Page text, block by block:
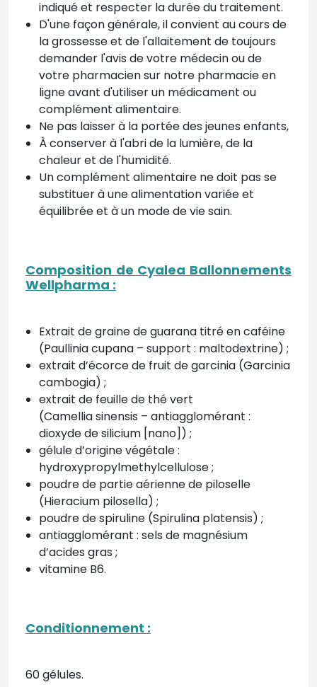
indiqué et respecter la durée du traitement.
D'une façon générale, il convient au cours de
la grossesse et de l'allaitement de toujours
demander l'avis de votre médecin ou de
votre pharmacien sur notre pharmacie en
ligne avant d'utiliser un médicament ou
complément alimentaire.
Ne pas laisser à la portée des jeunes enfants,
À conserver à l'abri de la lumière, de la
chaleur et de l'humidité.
Un complément alimentaire ne doit pas se
substituer à une alimentation variée et
équilibrée et à un mode de vie sain.
Composition de Cyalea Ballonnements
Wellpharma :
Extrait de graine de guarana titré en caféine
(Paullinia cupana – support : maltodextrine) ;
extrait d’écorce de fruit de garcinia (Garcinia
cambogia) ;
extrait de feuille de thé vert
(Camelliasinensis – antiagglomérant :
dioxyde de silicium [nano]) ;
gélule d’origine végétale :
hydroxypropylmethylcellulose ;
poudre de partie aérienne de piloselle
(Hieracium pilosella) ;
poudre de spiruline (Spirulina platensis) ;
antiagglomérant : selsde magnésium
d’acides gras ;
vitamine B6.
Conditionnement :
60 gélules.